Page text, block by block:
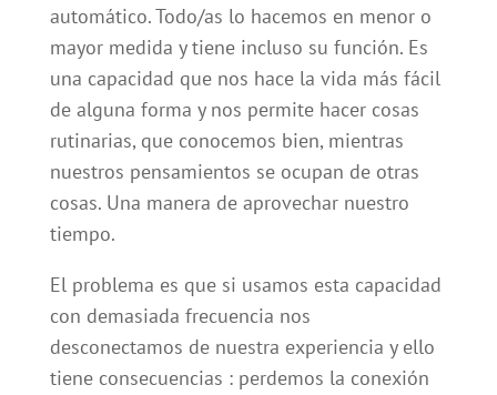
automático. Todo/as lo hacemos en menor o
mayor medida y tiene incluso su función. Es
una capacidad que nos hace la vida más fácil
de alguna forma y nos permite hacer cosas
rutinarias, que conocemos bien, mientras
nuestros pensamientos se ocupan de otras
cosas. Una manera de aprovechar nuestro
tiempo.
El problema es que si usamos esta capacidad
con demasiada frecuencia nos
desconectamos de nuestra experiencia y ello
tiene consecuencias : perdemos la conexión